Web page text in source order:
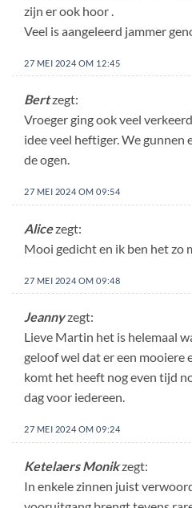
zijn er ook hoor .
Veel is aangeleerd jammer
27 MEI 2024 OM 12:45
Bertzegt:
Vroeger ging ook veel
idee veel heftiger. We gunnen
de ogen.
27 MEI 2024 OM 09:54
Alicezegt:
Mooi gedicht en ik ben het zo
27 MEI 2024 OM 09:48
Jeannyzegt:
Lieve Martin het is helemaal
geloof wel dat er een mooiere
komt het heeft nog even tijd
dag voor iedereen.
27 MEI 2024 OM 09:24
Ketelaers Monikzegt:
In enkele zinnen juist